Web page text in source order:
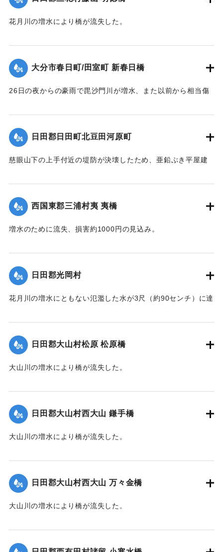
花月川の増水により橋が流失した。
｜固有コード: 00330025
大分市春日町/田室町 新春日橋
26日の夜からの豪雨で毘沙門川が増水、また以前から相当傷
｜固有コード:
日田郡日田町北豆田河原町
慈眼山下の上手付近の堤防が決壊したため、亜鉛ぶき平屋建
｜固有コード:
西国東郡三浦村夷 夷橋
増水のために流失、損害約1000円の見込み。
｜固有コード:00330028
日田郡光岡村
花月川の増水にともない氾濫した水が3尺（約90センチ）に達
｜固有コード:
日田郡大山村松原 松原橋
大山川の増水により橋が流失した。
｜固有コード:00330020
日田郡大山村西大山 鎌手橋
大山川の増水により橋が流失した。
｜固有コード:00330021
日田郡大山村西大山 万々金橋
大山川の増水により橋が流失した。
｜固有コード:00330022